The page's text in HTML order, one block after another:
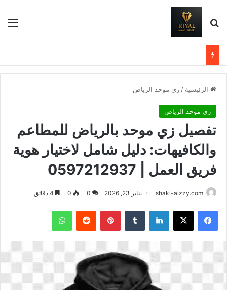
بحث عن
الرئيسية / زي موحد الرياض
زي موحد الرياض
تفصيل زي موحد بالرياض للمطاعم
والكافيهات: دليل شامل لاختيار هوية
فريق العمل | 0597212937
shakl-alzzy.com يناير 23, 2026 0
0
فيسبوك X لينكدإن بينتيريست واتساب